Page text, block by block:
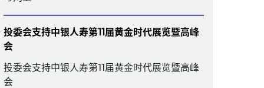
投委会支持中银人寿第11届黄金时代展览暨高峰
会
投委会支持中银人寿第11届黄金时代展览暨高峰
会